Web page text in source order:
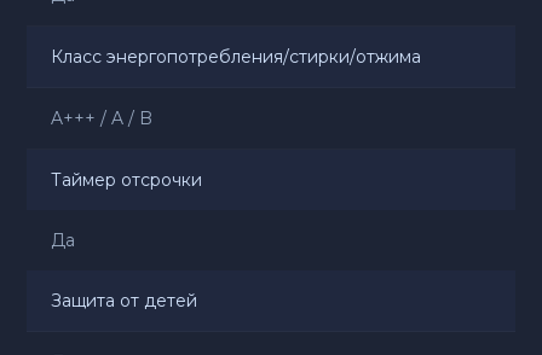
Защита от детей
Класс энергопотребления/стирки/отжима
A+++ / A / B
Таймер отсрочки
Да